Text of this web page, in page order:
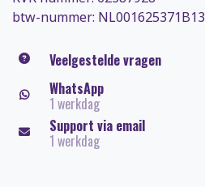
btw-nummer: NL001625371B13
Veelgestelde vragen
WhatsApp
1 werkdag
Support via email
1 werkdag